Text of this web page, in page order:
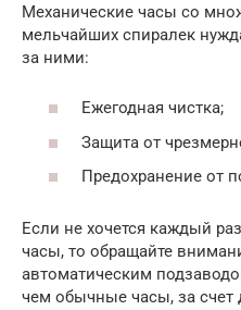
Механические часы со
мельчайших спиралек
за ними:
Ежегодная чистка;
Защита от
Предохранение от
Если не хочется каждый
часы, то обращайте
автоматическим
чем обычные часы, за счет